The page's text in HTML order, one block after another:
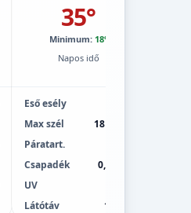
35°
Minimum: 18°
Napos idő
Eső esély
Max szél
18 km/h
Páratart.
Csapadék
0,0 mm
UV
Látótáv
10 km